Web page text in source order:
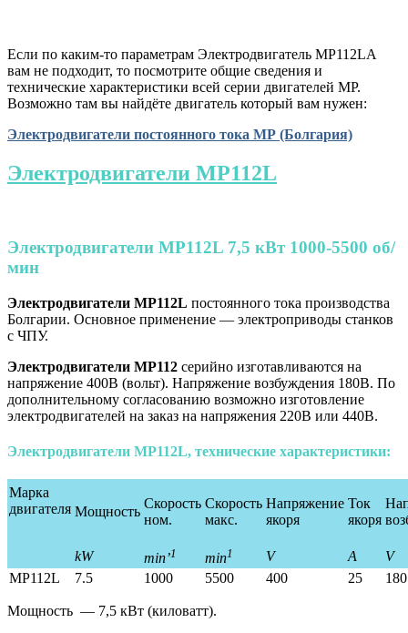
Если по каким-то параметрам Электродвигатель МР112LA
вам не подходит, то посмотрите общие сведения и
технические характеристики всей серии двигателей МР.
Возможно там вы найдёте двигатель который вам нужен:
Электродвигатели постоянного тока МР (Болгария)
Электродвигатели МР112L
Электродвигатели МР112L 7,5 кВт 1000-5500 об/
мин
Электродвигатели МР112L постоянного тока производства
Болгарии. Основное применение — электроприводы станков
с ЧПУ.
Электродвигатели МР112 серийно изготавливаются на
напряжение 400В (вольт). Напряжение возбуждения 180В. По
дополнительному согласованию возможно изготовление
электродвигателей на заказ на напряжения 220В или 440В.
Электродвигатели МР112L, технические характеристики:
Марка
двигателя Мощность
Скорость
ном.
Скорость
макс.
Напряжение
якоря
Ток
якоря
kW min’1 min1 V A
V
MP112L
7.5 1000 5500 400 25 180
Мощность — 7,5 кВт (киловатт).